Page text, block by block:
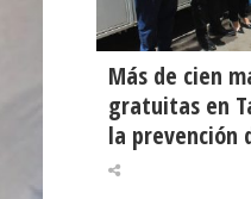
Más de cien
gratuitas en
la prevención